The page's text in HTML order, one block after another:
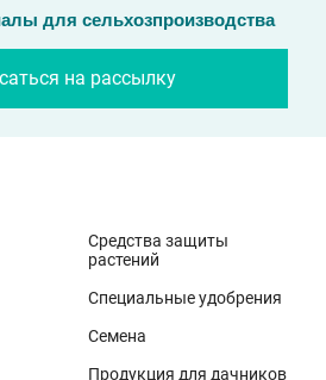
для сельхозпроизводства
на рассылку
Средства защиты
растений
Специальные удобрения
Семена
Продукция для дачников